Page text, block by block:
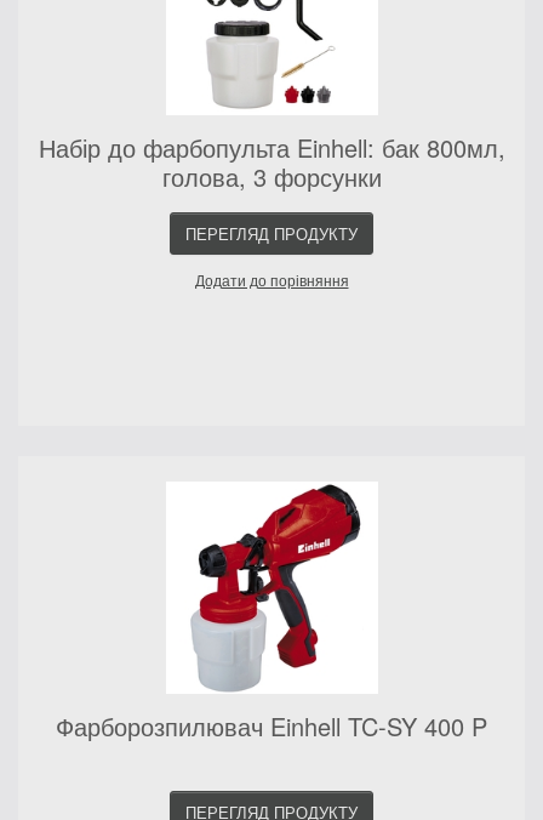
Набір до фарбопульта Einhell: бак 800мл,
голова, 3 форсунки
ПЕРЕГЛЯД ПРОДУКТУ
Додати до порівняння
Фарборозпилювач Einhell TC-SY 400 P
ПЕРЕГЛЯД ПРОДУКТУ